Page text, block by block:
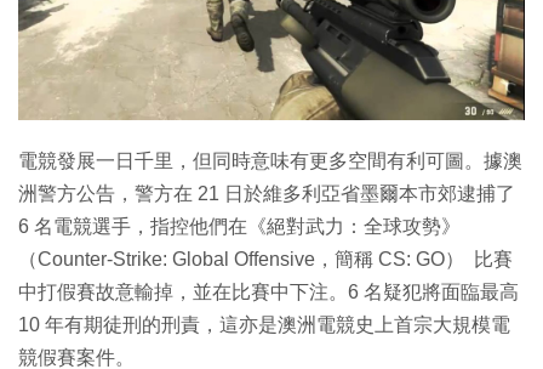
電競發展一日千里，但同時意味有更多空間有利可圖。據澳
洲警方公告，警方在 21 日於維多利亞省墨爾本市郊逮捕了
6 名電競選手，指控他們在《絕對武力：全球攻勢》
（Counter-Strike: Global Offensive，簡稱 CS: GO） 比賽
中打假賽故意輸掉，並在比賽中下注。6 名疑犯將面臨最高
10 年有期徒刑的刑責，這亦是澳洲電競史上首宗大規模電
競假賽案件。